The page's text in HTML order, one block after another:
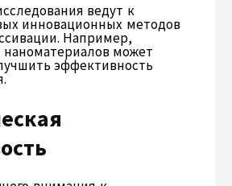
ведут к
инновационных методов
Например,
наноматериалов может
эффективность